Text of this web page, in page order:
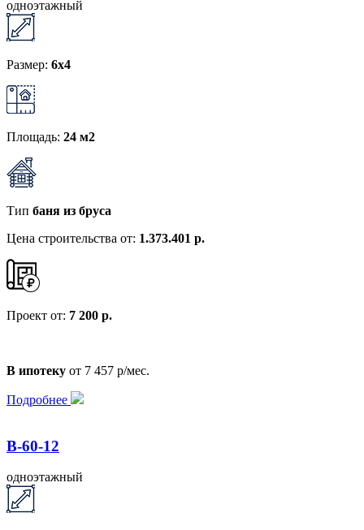
одноэтажный
Размер: 6х4
Площадь: 24 м2
Тип баня из бруса
Цена строительства от: 1.373.401 р.
Проект от: 7 200 р.
В ипотеку от 7 457 р/мес.
Подробнее
B-60-12
одноэтажный